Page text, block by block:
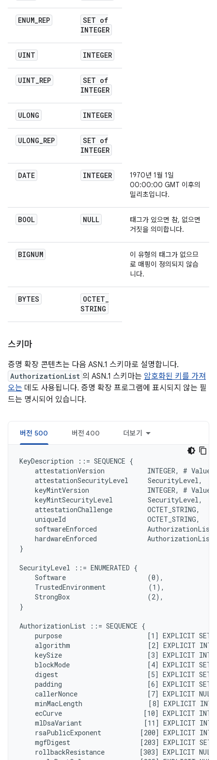
ENUM_REP
SET of
INTEGER
UINT INTEGER
UINT_REP
SET of
INTEGER
ULONG INTEGER
ULONG_REP
SET of
INTEGER
DATE INTEGER
1970년 1월 1일
00:00:00 GMT 이후의
밀리초입니다.
BOOL NULL
태그가 있으면 참, 없으면
거짓을 의미합니다.
BIGNUM
이 유형의 태그가 없으므
로 매핑이 정의되지 않습
니다.
BYTES OCTET_
STRING
스키마
증명 확장 콘텐츠는 다음 ASN.1 스키마로 설명합니다.
AuthorizationList 의 ASN.1 스키마는 암호화된 키를 가져
오는 데도 사용됩니다. 증명 확장 프로그램에 표시되지 않는 필
드는 명시되어 있습니다.
버전 500 버전 400 더보기
KeyDescription ::= SEQUENCE {
attestationVersion           INTEGER, # Value
    attestationSecurityLevel     SecurityLevel,
keyMintVersion               INTEGER, # Value
    keyMintSecurityLevel         SecurityLevel,
    attestationChallenge         OCTET_STRING,
    uniqueId                     OCTET_STRING,
    softwareEnforced             AuthorizationList,
    hardwareEnforced             AuthorizationList,
}
SecurityLevel ::= ENUMERATED {
    Software                     (0),
    TrustedEnvironment           (1),
    StrongBox                    (2),
}
AuthorizationList ::= SEQUENCE {
purpose                      [1] EXPLICIT
algorithm                    [2] EXPLICIT
keySize                      [3] EXPLICIT
blockMode                    [4] EXPLICIT
digest                       [5] EXPLICIT
padding                      [6] EXPLICIT
callerNonce                  [7] EXPLICIT
minMacLength                 [8] EXPLICIT
ecCurve                     [10] EXPLICIT
mlDsaVariant                [11] EXPLICIT
rsaPublicExponent          [200] EXPLICIT
mgfDigest                  [203] EXPLICIT
rollbackResistance         [303] EXPLICIT